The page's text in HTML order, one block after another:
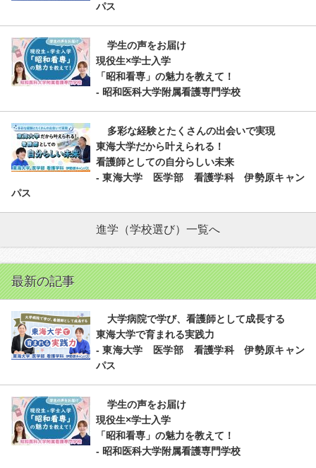
パス
学生の声をお届け
現役生×学士入学
「昭和看専」の魅力を教えて！
- 昭和医科大学附属看護専門学校
多彩な経験とたくさんの出会いで実現
東海大学だから叶えられる！
看護師としての自分らしい未来
- 東海大学 医学部 看護学科 伊勢原キャン
パス
進学（学校選び）一覧へ
最新の記事
大学病院で学び、看護師として成長する
東海大学で育まれる実践力
- 東海大学 医学部 看護学科 伊勢原キャン
パス
学生の声をお届け
現役生×学士入学
「昭和看専」の魅力を教えて！
- 昭和医科大学附属看護専門学校